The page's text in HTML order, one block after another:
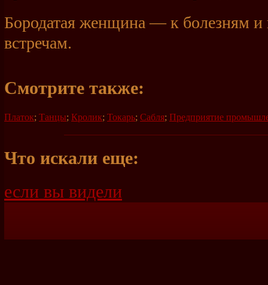
Бородатая женщина — к болезням
встречам.
Смотрите также:
Платок; Танцы; Кролик; Токарь; Сабля; Предприятие
Что искали еще:
если вы видели